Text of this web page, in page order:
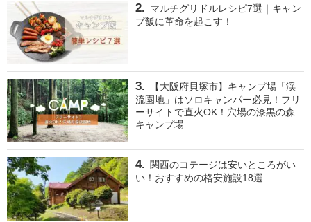
マルチグリドルレシピ7選｜キャン
プ飯に革命を起こす！
【大阪府貝塚市】キャンプ場「渓
流園地」はソロキャンパー必見！フリ
ーサイトで直火OK！穴場の漆黒の森
キャンプ場
関西のコテージは安いところがい
い！おすすめの格安施設18選